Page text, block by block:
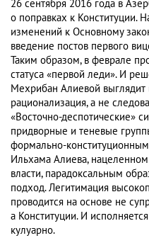
26 сентября 2016 года в
о поправках к Конституции.
изменений к Основному
введение постов первого
Таким образом, в феврале
статуса «первой леди». И
Мехрибан Алиевой выглядит
рационализация, а не
«Восточно-деспотические»
придворные и теневые
формально-
Ильхама Алиева,
власти, парадоксальным
подход. Легитимация
проводится на основе не
а Конституции. И
кулуарно.